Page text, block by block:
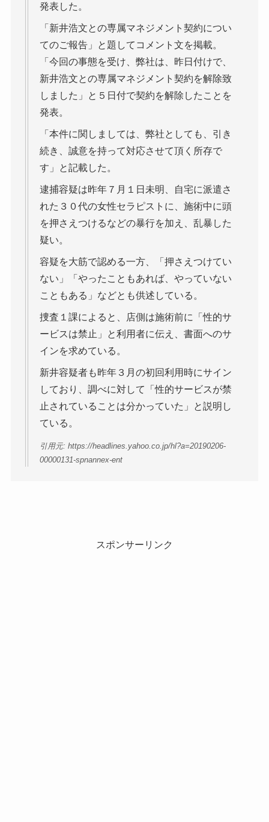
発表した。
「新井浩文との専属マネジメント契約につい
てのご報告」と題してコメント文を掲載。
「今回の事態を受け、弊社は、昨日付けで、
新井浩文との専属マネジメント契約を解除致
しました」と５日付で契約を解除したことを
発表。
「本件に関しましては、弊社としても、引き
続き、誠意を持って対応させて頂く所存で
す」と記載した。
逮捕容疑は昨年７月１日未明、自宅に派遣さ
れた３０代の女性セラピストに、施術中に頭
を押さえつけるなどの暴行を加え、乱暴した
疑い。
容疑を大筋で認める一方、「押さえつけてい
ない」「やったこともあれば、やっていない
こともある」などとも供述している。
捜査１課によると、店側は施術前に「性的サ
ービスは禁止」と利用者に伝え、書面へのサ
インを求めている。
新井容疑者も昨年３月の初回利用時にサイン
しており、調べに対して「性的サービスが禁
止されていることは分かっていた」と説明し
ている。
引用元: https://headlines.yahoo.co.jp/hl?a=20190206-
00000131-spnannex-ent
スポンサーリンク